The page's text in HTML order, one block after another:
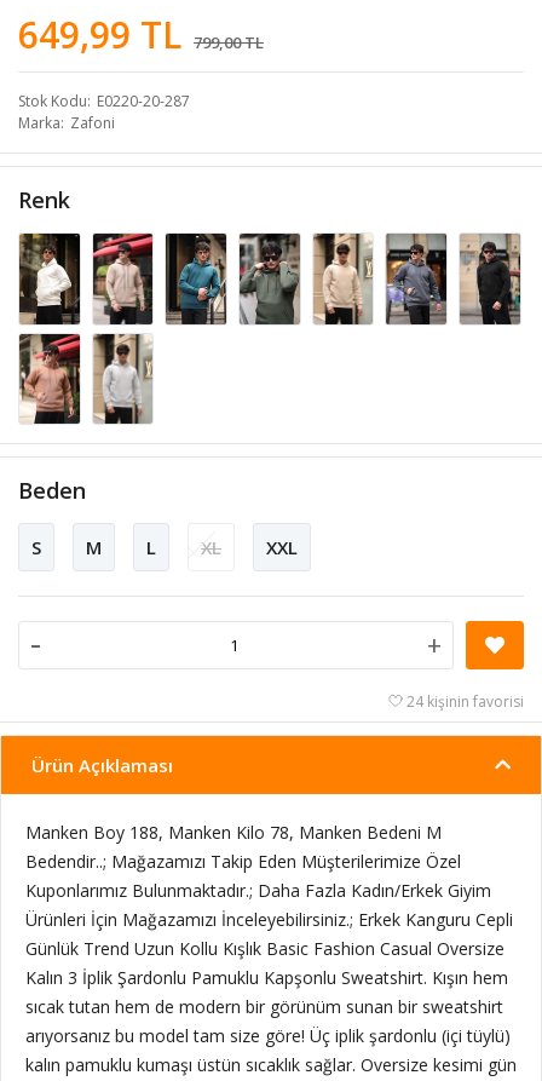
649,99 TL 799,00 TL
Stok Kodu E0220-20-287
Marka Zafoni
Renk
Beden
S M L XL XXL
- +
24 kişinin favorisi
Ürün Açıklaması
Manken Boy 188, Manken Kilo 78, Manken Bedeni M
Bedendir..; Mağazamızı Takip Eden Müşterilerimize Özel
Kuponlarımız Bulunmaktadır.; Daha Fazla Kadın/Erkek Giyim
Ürünleri İçin Mağazamızı İnceleyebilirsiniz.; Erkek Kanguru Cepli
Günlük Trend Uzun Kollu Kışlık Basic Fashion Casual Oversize
Kalın 3 İplik Şardonlu Pamuklu Kapşonlu Sweatshirt. Kışın hem
sıcak tutan hem de modern bir görünüm sunan bir sweatshirt
arıyorsanız bu model tam size göre! Üç iplik şardonlu (içi tüylü)
kalın pamuklu kumaşı üstün sıcaklık sağlar. Oversize kesimi gün